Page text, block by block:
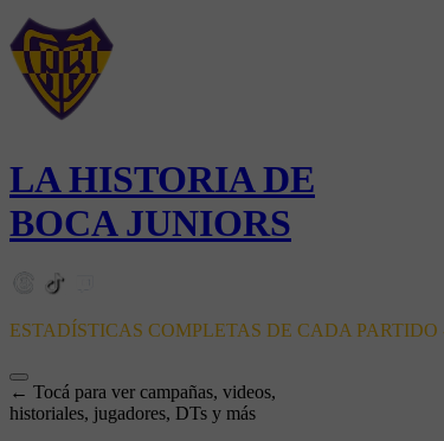
LA HISTORIA DE
BOCA JUNIORS
ESTADÍSTICAS COMPLETAS DE CADA
← Tocá para ver campañas, videos,
historiales, jugadores, DTs y más